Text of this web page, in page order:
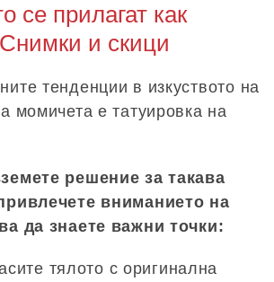
се прилагат как
и скици
тенденции в изкуството на
момичета е татуировка на
решение за такава
вниманието на
да знаете важни точки:
тялото с оригинална